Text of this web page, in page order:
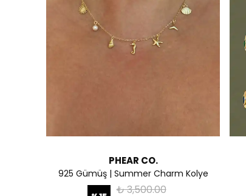
PHEAR CO.
925 Gümüş | Summer Charm Kolye
₺ 3,500.00